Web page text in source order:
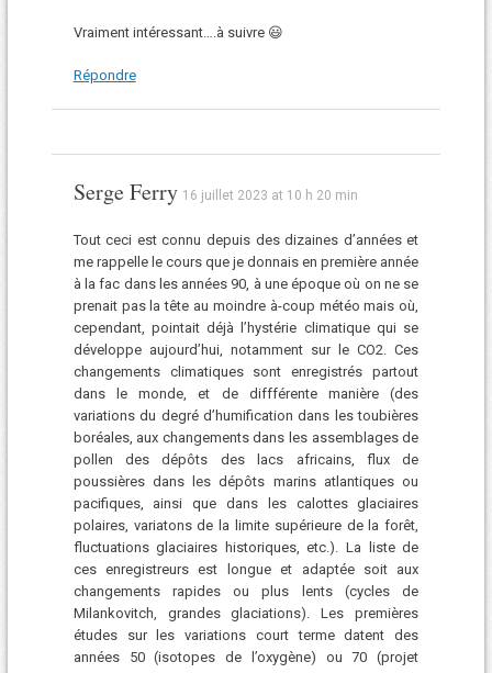
Vraiment intéressant….à suivre 😃
Répondre
Serge Ferry 16 juillet 2023 at 10 h 20 min
Tout ceci est connu depuis des dizaines d’années et
me rappelle le cours que je donnais en première année
à la fac dans les années 90, à une époque où on ne se
prenait pas la tête au moindre à-coup météo mais où,
cependant, pointait déjà l’hystérie climatique qui se
développe aujourd’hui, notamment sur le CO2. Ces
changements climatiques sont enregistrés partout
dans le monde, et de diffférente manière (des
variations du degré d’humification dans les toubières
boréales, aux changements dans les assemblages de
pollen des dépôts des lacs africains, flux de
poussières dans les dépôts marins atlantiques ou
pacifiques, ainsi que dans les calottes glaciaires
polaires, variatons de la limite supérieure de la forêt,
fluctuations glaciaires historiques, etc.). La liste de
ces enregistreurs est longue et adaptée soit aux
changements rapides ou plus lents (cycles de
Milankovitch, grandes glaciations). Les premières
études sur les variations court terme datent des
années 50 (isotopes de l’oxygène) ou 70 (projet